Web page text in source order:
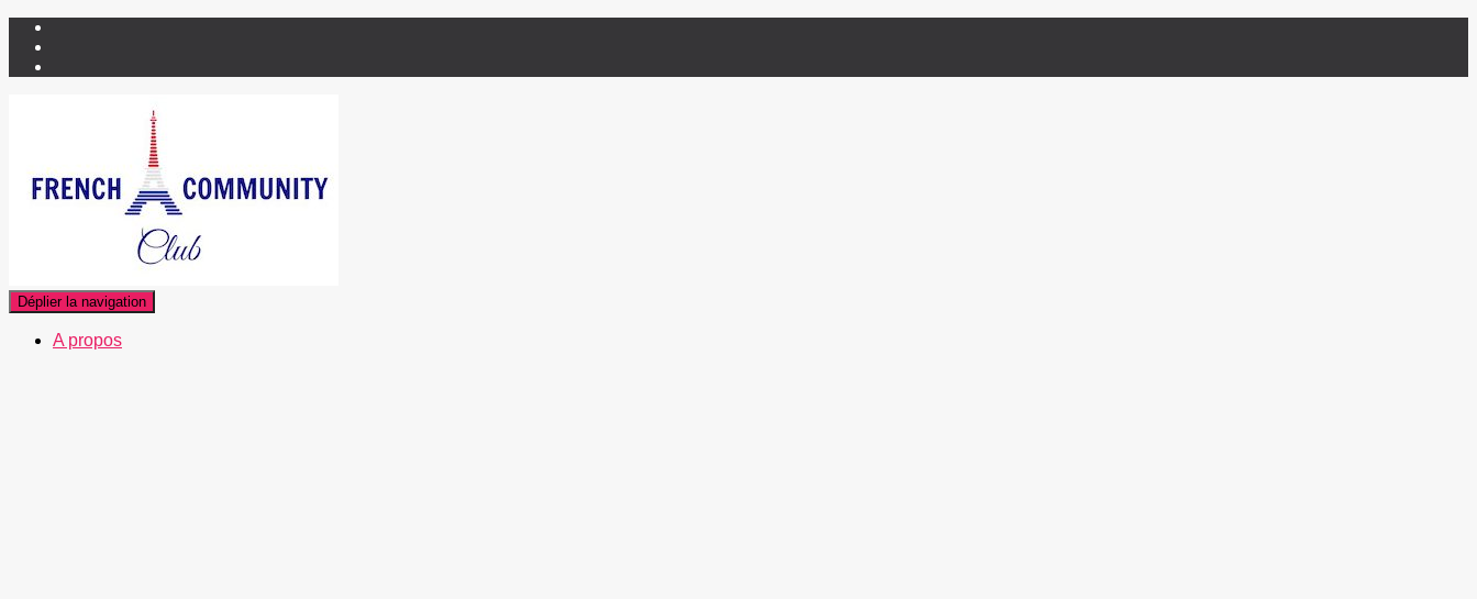
Déplier la navigation
A propos